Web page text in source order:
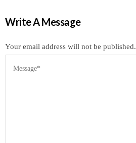
Write A Message
Your email address will not be published.